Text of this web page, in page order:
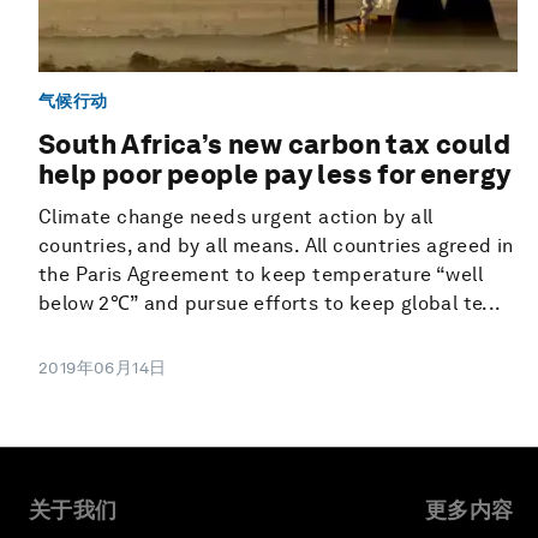
气候行动
South Africa’s new carbon tax could
help poor people pay less for energy
Climate change needs urgent action by all
countries, and by all means. All countries agreed in
the Paris Agreement to keep temperature “well
below 2℃” and pursue efforts to keep global te...
2019年06月14日
关于我们 更多内容